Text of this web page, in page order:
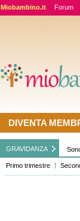
Miobambino.it Forum
GRAVIDANZA
Primo trimestre
DIVENTA